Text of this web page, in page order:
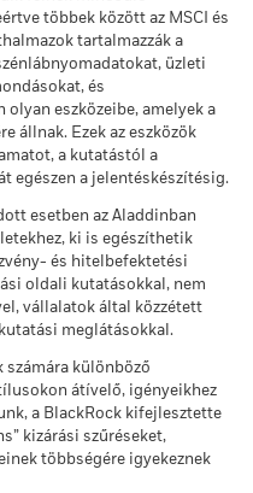
nevét, és/vagy
2019 2020 2021
-0,8 36,1 11,0 29,4
-4,8
után értendő. A
/visszaváltási díjak nem
A
útmutatást a
Újra befektető alap
UCITS
Global Large-Cap Blend
Napi, határidős árazás
B03R568
Összes mutatása
sajátos körülményekből
által vásárolt értékpapírok
eltéréseket) és/vagy
használatából, ideértve a
felhasználhatók a piaci
és/vagy
garantált hozam.
kaphatja vissza a költségek
kaphatja vissza a költségek
kaphatja vissza a költségek
mögötti MSCI-
segítségével.
0,00%
0,00%
0,00%
többek között az MSCI és
tartalmazzák a
üzleti
és
eszközeibe, amelyek a
állnak. Ezek az eszközök
a kutatástól a
egészen a jelentéskészítésig.
esetben az Aladdinban
ki is egészíthetik
és hitelbefektetési
oldali kutatásokkal, nem
vállalatok által közzétett
meglátásokkal.
számára különböző
átívelő, igényeikhez
a BlackRock kifejlesztette
kizárási szűréseket,
többségére igyekeznek